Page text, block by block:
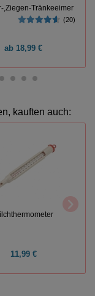
,Ziegen-Tränkeeimer
(20)
ab 18,99 €
kauften auch:
11,99 €